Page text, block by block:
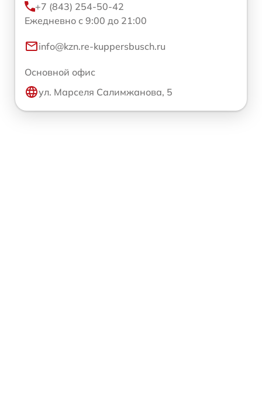
+7 (843) 254-50-42
Ежедневно с 9:00 до 21:00
info@kzn.re-kuppersbusch.ru
Основной офис
ул. Марселя Салимжанова, 5